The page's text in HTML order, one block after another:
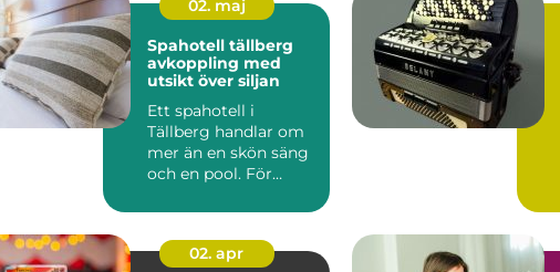
02. maj
Spahotell tällberg
avkoppling med
utsikt över siljan
Ett spahotell i
Tällberg handlar om
mer än en skön säng
och en pool. För
ett an...
02. apr